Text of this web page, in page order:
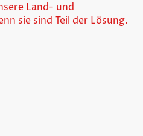
Land- und
sie sind Teil der Lösung.